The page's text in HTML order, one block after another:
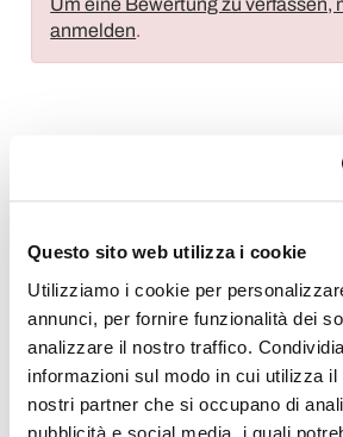
Questo sito web utilizza i cookie
Utilizziamo i cookie per
annunci, per fornire funzionalità dei
analizzare il nostro traffico.
informazioni sul modo in cui utilizza
nostri partner che si occupano di
pubblicità e social media, i quali
Um eine Bewertung zu verfassen,
anmelden.
Schreiben Sie Ihren
Klassische